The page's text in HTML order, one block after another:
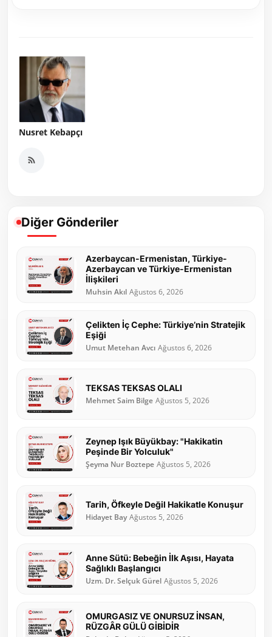
Nusret Kebapçı
Diğer Gönderiler
Azerbaycan-Ermenistan, Türkiye-
Azerbaycan ve Türkiye-Ermenistan
İlişkileri
Muhsin Akıl Ağustos 6, 2026
Çelikten İç Cephe: Türkiye’nin Stratejik
Eşiği
Umut Metehan Avcı Ağustos 6, 2026
TEKSAS TEKSAS OLALI
Mehmet Saim Bilge Ağustos 5, 2026
Zeynep Işık Büyükbay: "Hakikatin
Peşinde Bir Yolculuk"
Şeyma Nur Boztepe Ağustos 5, 2026
Tarih, Öfkeyle Değil Hakikatle Konuşur
Hidayet Bay Ağustos 5, 2026
Anne Sütü: Bebeğin İlk Aşısı, Hayata
Sağlıklı Başlangıcı
Uzm. Dr. Selçuk Gürel Ağustos 5, 2026
OMURGASIZ VE ONURSUZ İNSAN,
RÜZGÂR GÜLÜ GİBİDİR